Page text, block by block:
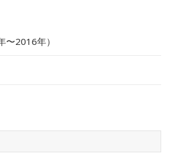
〜2016年）